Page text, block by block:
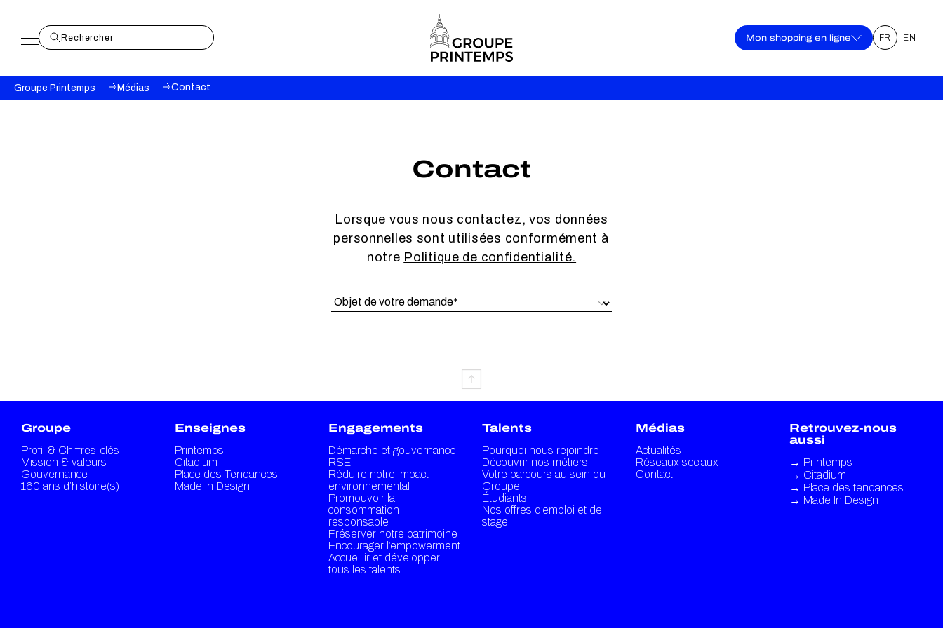
Mon shopping en ligne FR EN
Fil
d'Ariane
Groupe Printemps Médias Contact
Contact
Lorsque vous nous contactez, vos données
personnelles sont utilisées conformément à
notre Politique de confidentialité.
Groupe
Profil & Chiffres-clés
Mission & valeurs
Gouvernance
160 ans d’histoire(s)
Enseignes
Printemps
Citadium
Place des Tendances
Made in Design
Engagements
Démarche et gouvernance
RSE
Réduire notre impact
environnemental
Promouvoir la
consommation
responsable
Préserver notre patrimoine
Encourager l’empowerment
Accueillir et développer
tous les talents
Talents
Pourquoi nous rejoindre
Découvrir nos métiers
Votre parcours au sein du
Groupe
Étudiants
Nos offres d’emploi et de
stage
Médias
Actualités
Réseaux sociaux
Contact
Retrouvez-nous
aussi
→ Printemps
→ Citadium
→ Place des tendances
→ Made In Design